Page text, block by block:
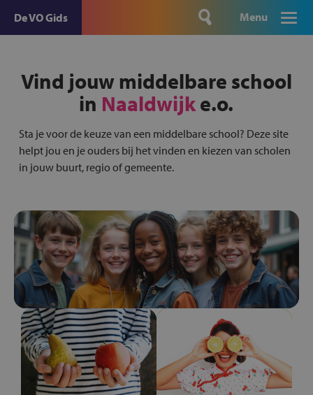
De VO Gids Menu
Vind jouw middelbare school
in Naaldwijke.o.
Sta je voor de keuze van een middelbare school? Deze site
helpt jou en je ouders bij het vinden en kiezen van scholen
in jouw buurt, regio of gemeente.